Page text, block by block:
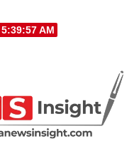
5:39:58 AM